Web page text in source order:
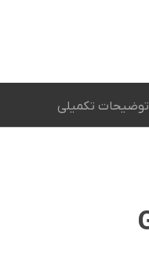
توضیحات تکمیلی